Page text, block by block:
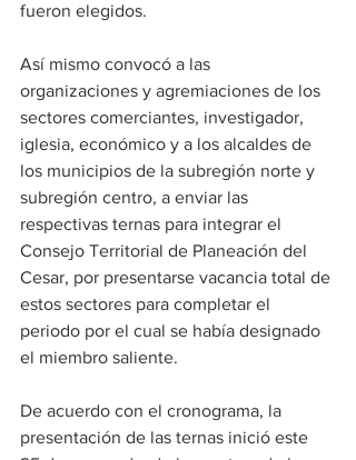
fueron elegidos.
Así mismo convocó a las
organizaciones y agremiaciones de los
sectores comerciantes, investigador,
iglesia, económico y a los alcaldes de
los municipios de la subregión norte y
subregión centro, a enviar las
respectivas ternas para integrar el
Consejo Territorial de Planeación del
Cesar, por presentarse vacancia total de
estos sectores para completar el
periodo por el cual se había designado
el miembro saliente.
De acuerdo con el cronograma, la
presentación de las ternas inició este